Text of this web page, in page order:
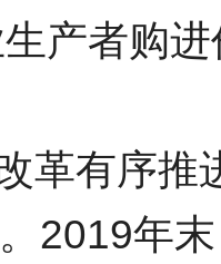
产者购
革有序推
2019年